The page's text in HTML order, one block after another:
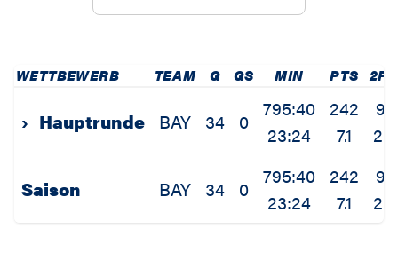
WETTBEWERB TEAM G GS MIN PTS
› Hauptrunde BAY 34 0
795:40
23:24
242
7.1
98
2.9
Saison BAY 34 0
795:40
23:24
242
7.1
98
2.9